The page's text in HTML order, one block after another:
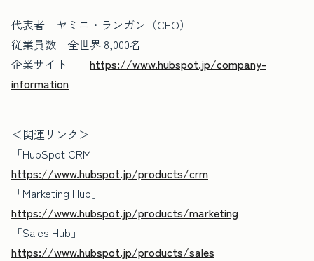
代表者 ヤミニ・ランガン（CEO）
従業員数 全世界 8,000名
企業サイト https://www.hubspot.jp/company-
information
＜関連リンク＞
「HubSpot CRM」
https://www.hubspot.jp/products/crm
「Marketing Hub」
https://www.hubspot.jp/products/marketing
「Sales Hub」
https://www.hubspot.jp/products/sales